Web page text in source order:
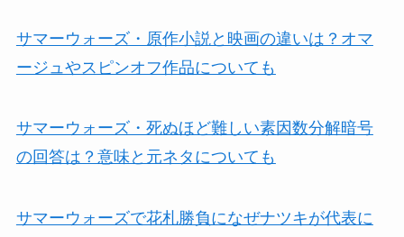
サマーウォーズ・原作小説と映画の違いは？オマ
ージュやスピンオフ作品についても
サマーウォーズ・死ぬほど難しい素因数分解暗号
の回答は？意味と元ネタについても
サマーウォーズで花札勝負になぜナツキが代表に